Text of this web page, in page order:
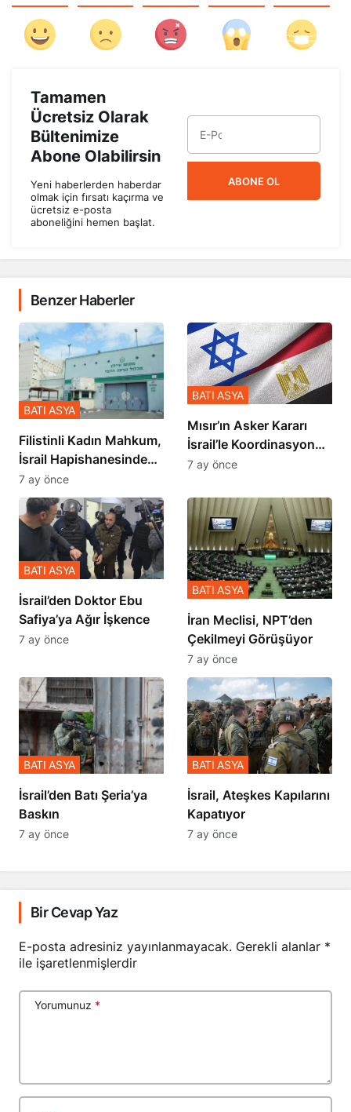
Tamamen
Ücretsiz Olarak
Bültenimize
Abone Olabilirsin
Yeni haberlerden haberdar
olmak için fırsatı kaçırma ve
ücretsiz e-posta
aboneliğini hemen başlat.
ABONE OL
Benzer Haberler
Filistinli Kadın Mahkum,
İsrail Hapishanesindeki
Zulmü Anlattı
BATI ASYA
7 ay önce
Mısır’ın Asker Kararı
İsrail’le Koordinasyon
İçinde Gerçekleşmiş
BATI ASYA
7 ay önce
İsrail’den Doktor Ebu
Safiya’ya Ağır İşkence
BATI ASYA
7 ay önce
İran Meclisi, NPT’den
Çekilmeyi Görüşüyor
BATI ASYA
7 ay önce
​​​​​​​İsrail’den Batı Şeria’ya
Baskın
BATI ASYA
7 ay önce
İsrail, Ateşkes Kapılarını
Kapatıyor
BATI ASYA
7 ay önce
Bir Cevap Yaz
E-posta adresiniz yayınlanmayacak. Gerekli alanlar *
ile işaretlenmişlerdir
Yorumunuz *